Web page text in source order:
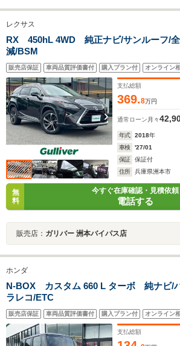
レクサス
RX 450hL 4WD 純正ナビ/サンルーフ/全
減/BSM
販売店保証 車両品質評価書付 購入プラン付 オンライン
支払総額
369.8万円
通常ローン 月々
年式 2018年
車検
'27/01
保証
保証付
住所
兵庫県洲本市
無
料
今すぐ在庫確認・見積依頼
電話する
販売店： ガリバー 洲本バイパス店
ホンダ
N-BOX カスタム 660 L ターボ 純ナビ/
ラレコ/ETC
販売店保証 車両品質評価書付 購入プラン付 オンライン
支払総額